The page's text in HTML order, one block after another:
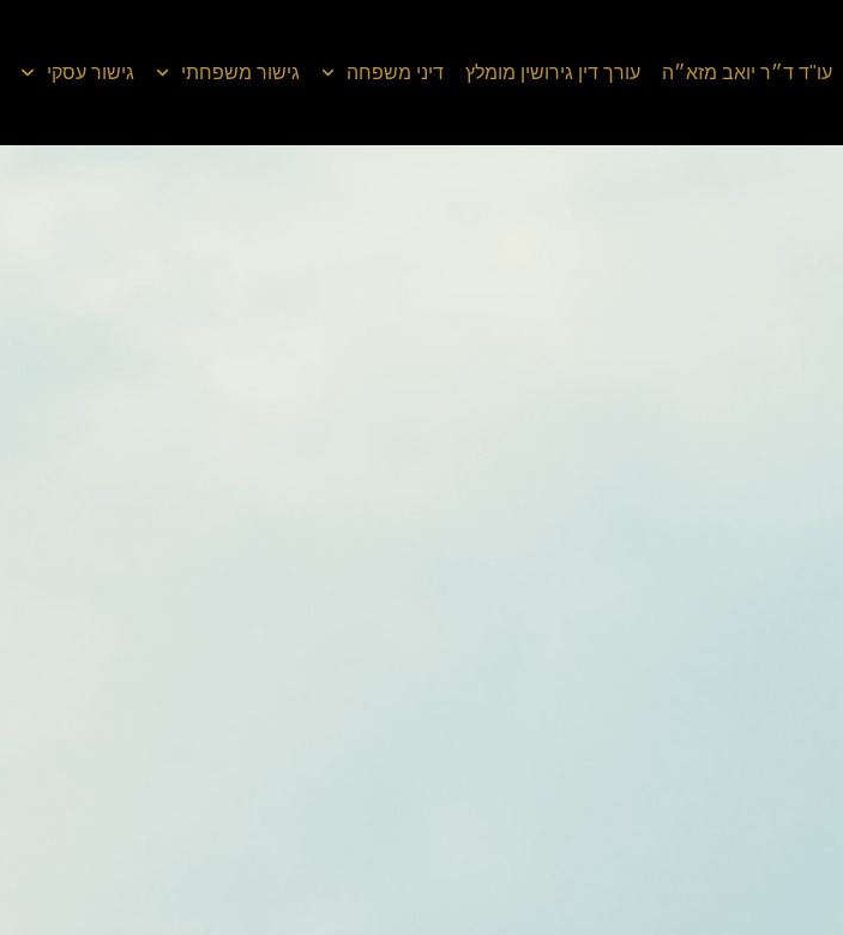
עו"ד ד״ר יואב מזא״ה עורך דין גירושין מומלץ דיני משפחה גישור משפחתי גישור עסקי